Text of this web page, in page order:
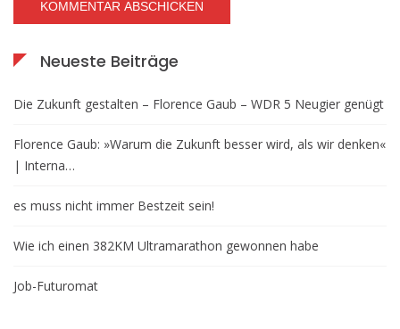
Neueste Beiträge
Die Zukunft gestalten – Florence Gaub – WDR 5 Neugier genügt
Florence Gaub: »Warum die Zukunft besser wird, als wir denken«
| Interna…
es muss nicht immer Bestzeit sein!
Wie ich einen 382KM Ultramarathon gewonnen habe
Job-Futuromat